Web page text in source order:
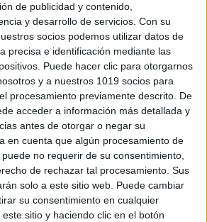
de publicidad y contenido,
y desarrollo de servicios. Con su
socios podemos utilizar datos de
precisa e identificación mediante las
Puede hacer clic para otorgarnos
y a nuestros 1019 socios para
procesamiento previamente descrito. De
acceder a información más detallada y
antes de otorgar o negar su
en cuenta que algún procesamiento de
no requerir de su consentimiento,
de rechazar tal procesamiento. Sus
solo a este sitio web. Puede cambiar
su consentimiento en cualquier
sitio y haciendo clic en el botón
no es solo un blog, es la apuesta
Ginés y Maribel, que
son los encargados de los
dentro del blog y en el
parte del tiempo, que sus tareas
en sus meses de verano